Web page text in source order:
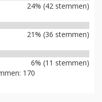
24% (42 stemmen)
21% (36 stemmen)
6% (11 stemmen)
170